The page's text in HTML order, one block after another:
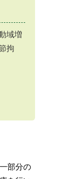
域増
拘
部分の